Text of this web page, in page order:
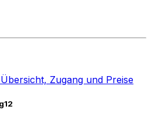
Zugang und Preise
12